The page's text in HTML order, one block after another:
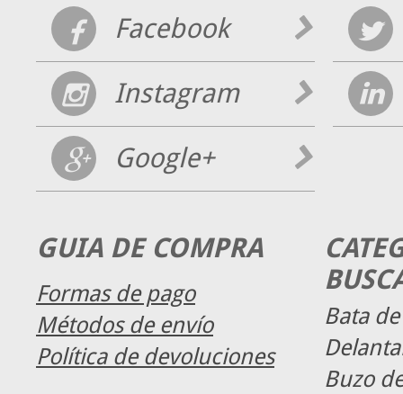
Facebook
Instagram
Google+
GUIA DE COMPRA
Formas de pago
Métodos de envío
Política de devoluciones
Bata
Buzo